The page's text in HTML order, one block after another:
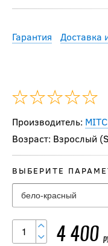
Гарантия Доставка
Производитель:
Возраст: Взрослый
ВЫБЕРИТЕ
4 400